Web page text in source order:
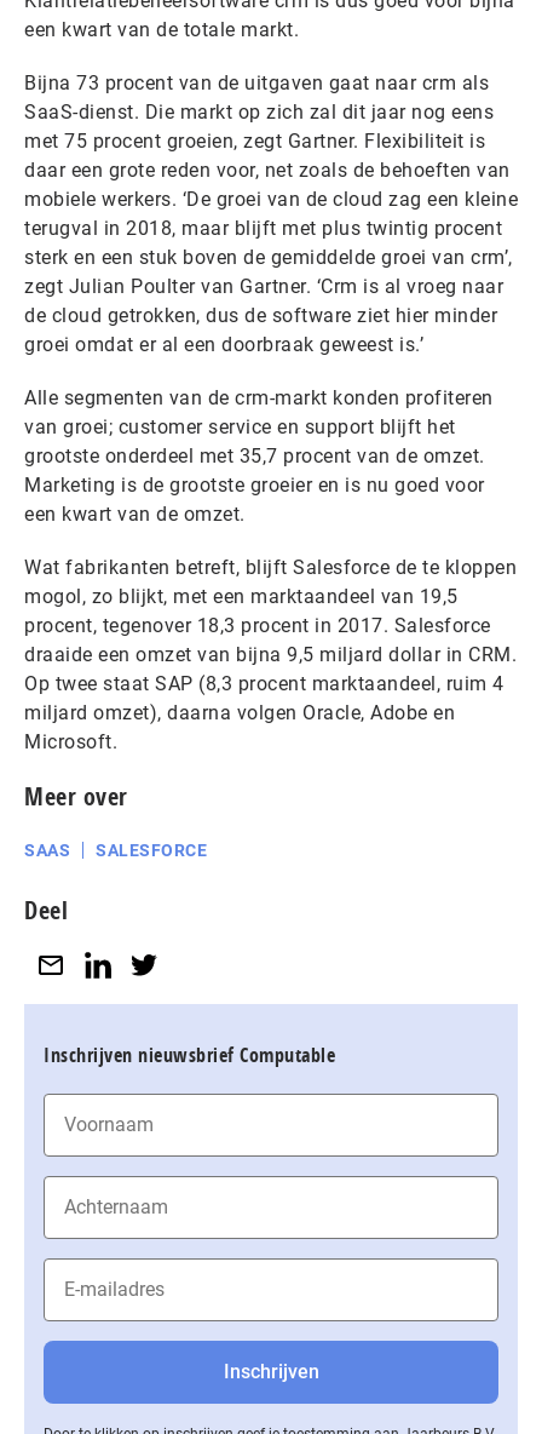
een kwart van de totale markt.
Bijna 73 procent van de uitgaven gaat naar crm als
SaaS-dienst. Die markt op zich zal dit jaar nog eens
met 75 procent groeien, zegt Gartner. Flexibiliteit is
daar een grote reden voor, net zoals de behoeften van
mobiele werkers. ‘De groei van de cloud zag een kleine
terugval in 2018, maar blijft met plus twintig procent
sterk en een stuk boven de gemiddelde groei van crm’,
zegt Julian Poulter van Gartner. ‘Crm is al vroeg naar
de cloud getrokken, dus de software ziet hier minder
groei omdat er al een doorbraak geweest is.’
Alle segmenten van de crm-markt konden profiteren
van groei; customer service en support blijft het
grootste onderdeel met 35,7 procent van de omzet.
Marketing is de grootste groeier en is nu goed voor
een kwart van de omzet.
Wat fabrikanten betreft, blijft Salesforce de te kloppen
mogol, zo blijkt, met een marktaandeel van 19,5
procent, tegenover 18,3 procent in 2017. Salesforce
draaide een omzet van bijna 9,5 miljard dollar in CRM.
Op twee staat SAP (8,3 procent marktaandeel, ruim 4
miljard omzet), daarna volgen Oracle, Adobe en
Microsoft.
Meer over
SAAS SALESFORCE
Deel
Inschrijven nieuwsbrief Computable